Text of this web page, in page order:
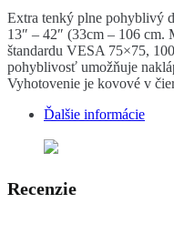
Extra tenký plne pohyblivý
13″ – 42″ (33cm – 106
štandardu VESA 75×75,
pohyblivosť umožňuje
Vyhotovenie je kovové v
Ďalšie informácie
Recenzie